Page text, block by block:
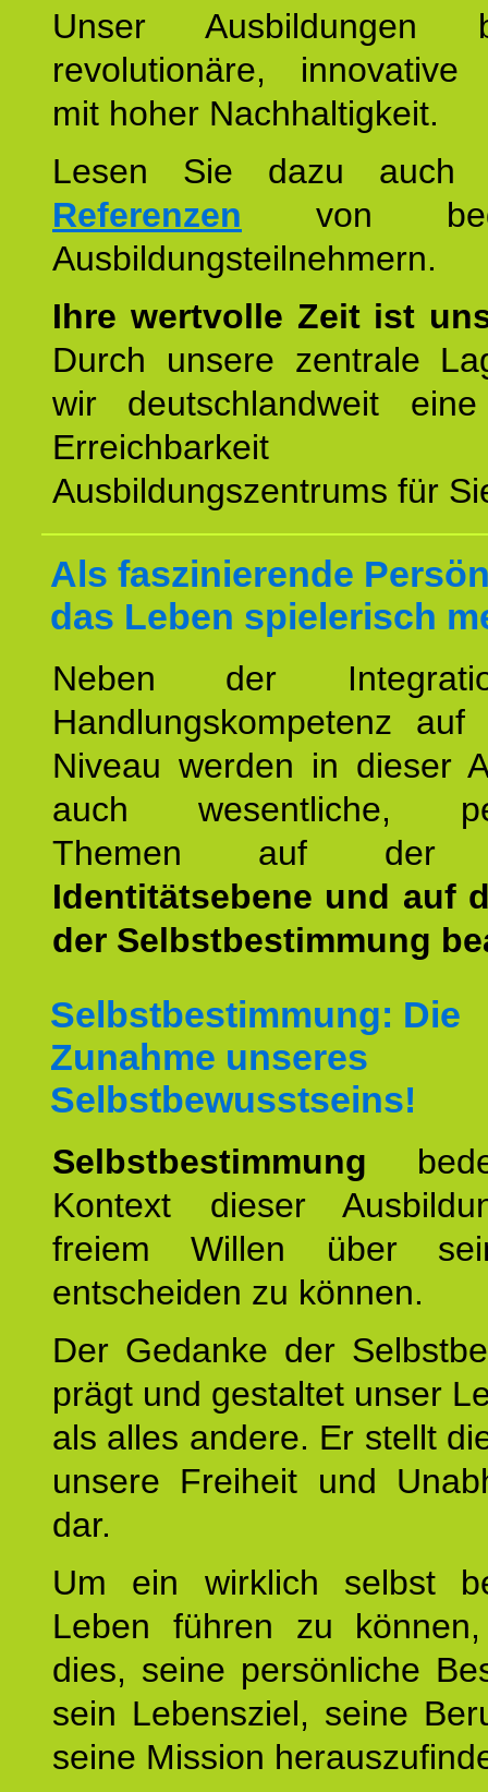
Unser Ausbildungen
revolutionäre, innovative
mit hoher Nachhaltigkeit.
Lesen Sie dazu
Referenzen von
Ausbildungsteilnehmern.
Ihre wertvolle Zeit ist
Durch unsere zentrale
wir deutschlandweit
Erreichbarkeit
Ausbildungszentrums für
Als faszinierende
das Leben spielerisch
Neben der
Handlungskompetenz auf
Niveau werden in dieser
auch wesentliche,
Themen auf
Identitätsebene und auf
der Selbstbestimmung
Selbstbestimmung: Die
Zunahme unseres
Selbstbewusstseins!
Selbstbestimmung
Kontext dieser
freiem Willen über
entscheiden zu können.
Der Gedanke der
prägt und gestaltet unser
als alles andere. Er stellt
unsere Freiheit und
dar.
Um ein wirklich selbst
Leben führen zu
dies, seine persönliche
sein Lebensziel, seine
seine Mission